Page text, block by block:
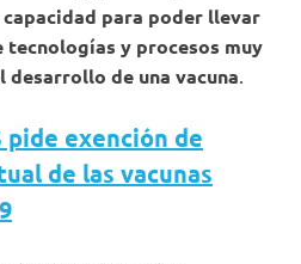
para poder llevar
y procesos muy
desarrollo de una vacuna.
pide exención de
de las vacunas